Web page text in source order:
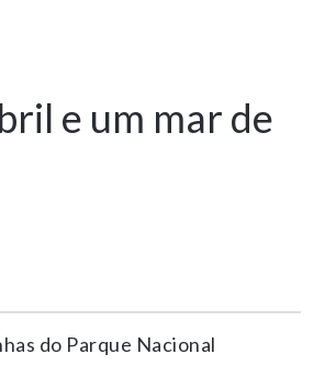
e um mar de
do Parque Nacional